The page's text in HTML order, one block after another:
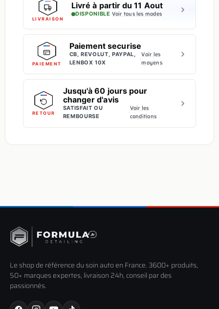
LIVRAISON
Livré à partir du 11 Aout
DISPONIBLE ·Voir tous les modes
PAIEMENT
Paiement securise
CB, REVOLUT, PAYPAL,
LENBOX 10X
·Voir les
moyens
RETOUR
Jusqu'à 60 jours pour
changer d'avis
SATISFAIT OU
REMBOURSE
·Voir les
conditions
Le shop de référence du soin auto en France. 3600+ produits,
50+ marques expertes, livraison 24h, conseil par des
passionnés.